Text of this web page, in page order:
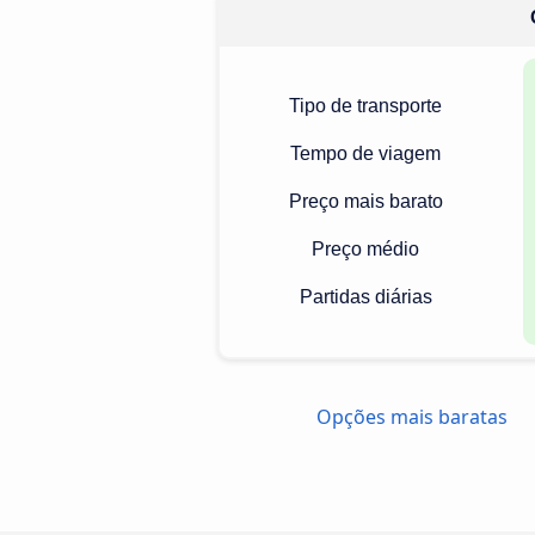
Tipo de transporte
Tempo de viagem
Preço mais barato
Preço médio
Partidas diárias
Opções mais baratas